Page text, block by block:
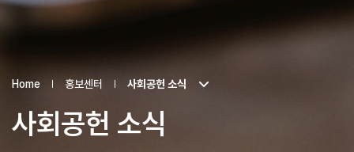
Home 홍보센터 사회공헌 소식
사회공헌 소식